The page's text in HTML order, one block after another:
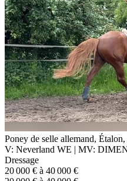
Poney de selle allemand,
V: Neverland WE | MV:
Dressage
20 000 € à 40 000 €